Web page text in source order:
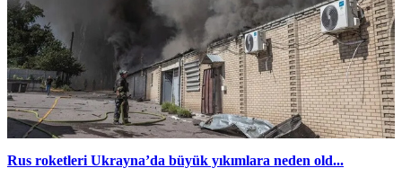
Rus roketleri Ukrayna’da büyük yıkımlara neden old...